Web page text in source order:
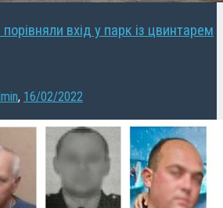
порівняли вхід у парк із цвинтарем
, 16/02/2022